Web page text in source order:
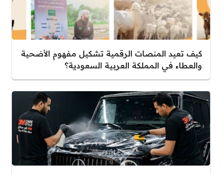
كيف تعيد المنصات الرقمية تشكيل مفهوم الأضحية
والعطاء في المملكة العربية السعودية؟